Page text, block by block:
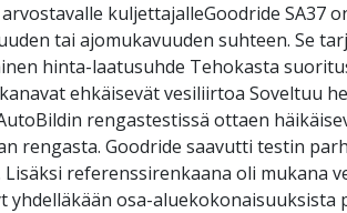
kuljettajalleGoodride SA37
tai ajomukavuuden suhteen. Se
hinta-laatusuhde Tehokasta
ehkäisevät vesiliirtoa Soveltuu
rengastestissä ottaen
rengasta. Goodride saavutti testin
Lisäksi referenssirenkaana oli
yhdelläkään osa-